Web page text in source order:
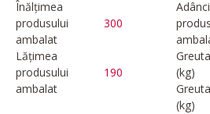
Înălțimea
produsului
ambalat
300
Lățimea
produsului
ambalat
190
(kg)
(kg)